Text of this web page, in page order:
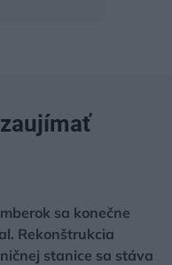
sa konečne
Rekonštrukcia
stanice sa stáva